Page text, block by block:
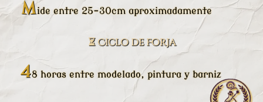
Mide entre 25-30cm aproximadamente
⏳ Ciclo de Forja
48 horas entre modelado, pintura y barniz